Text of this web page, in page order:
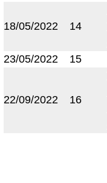
18/05/2022 14
23/05/2022
15
22/09/2022 16